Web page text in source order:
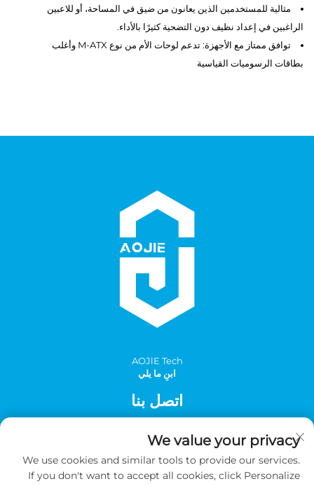
مثالية للمستخدمين الذين يعانون من ضيق في المساحة، أو للاعبين
الراغبين في إعداد نظيف دون التضحية كثيرًا بالأداء.
توافق ممتاز مع الأجهزة: تدعم لوحات الأم من نوع M-ATX وأغلب
بطاقات الرسوميات القياسية
AOJlE Tech
ابنِ ما يلي
اتصل بنا
مينغتشو الصناعية، مقاطعة تونغهوا، قوانغتشو، الصين
الهاتف:+86-2036031688 داخلي 8048
We value your privacy
We use cookies and similar tools to provide our services.
If you don't want to accept all cookies, click Personalize